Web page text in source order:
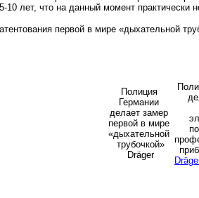
10 лет, что на данный момент практически
первой в мире «дыхательной
Полиция
Германии
делает замер
«дыхательной
трубочкой»
Dräger